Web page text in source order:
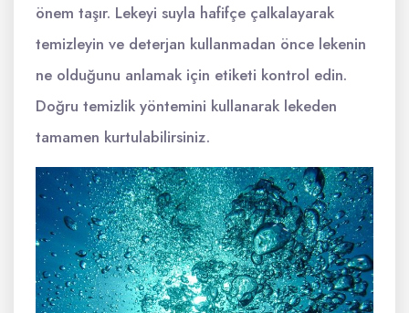
önem taşır. Lekeyi suyla hafifçe çalkalayarak
temizleyin ve deterjan kullanmadan önce lekenin
ne olduğunu anlamak için etiketi kontrol edin.
Doğru temizlik yöntemini kullanarak lekeden
tamamen kurtulabilirsiniz.